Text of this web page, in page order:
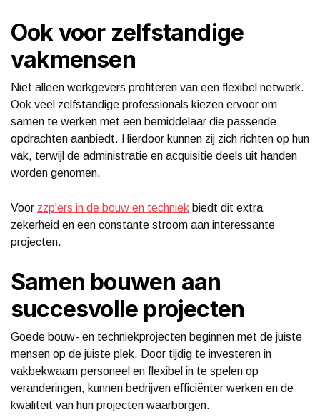
Ook voor zelfstandige
vakmensen
Niet alleen werkgevers profiteren van een flexibel netwerk.
Ook veel zelfstandige professionals kiezen ervoor om
samen te werken met een bemiddelaar die passende
opdrachten aanbiedt. Hierdoor kunnen zij zich richten op hun
vak, terwijl de administratie en acquisitie deels uit handen
worden genomen.
Voor zzp'ers in de bouw en techniek biedt dit extra
zekerheid en een constante stroom aan interessante
projecten.
Samen bouwen aan
succesvolle projecten
Goede bouw- en techniekprojecten beginnen met de juiste
mensen op de juiste plek. Door tijdig te investeren in
vakbekwaam personeel en flexibel in te spelen op
veranderingen, kunnen bedrijven efficiënter werken en de
kwaliteit van hun projecten waarborgen.